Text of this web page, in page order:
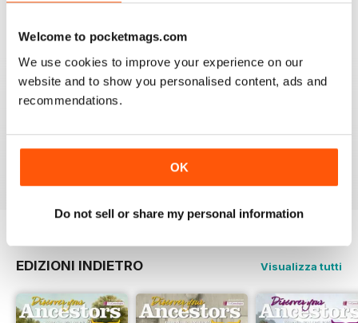
Welcome to pocketmags.com
We use cookies to improve your experience on our
website and to show you personalised content, ads and
recommendations.
OK
Do not sell or share my personal information
Recensito 26 ottobre 2018
FABULOUS
EDIZIONI INDIETRO Visualizza tutti